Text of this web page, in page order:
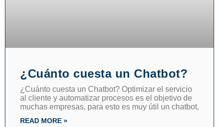
¿Cuánto cuesta un Chatbot?
¿Cuánto cuesta un Chatbot? Optimizar el servicio
al cliente y automatizar procesos es el objetivo de
muchas empresas, para esto es muy útil un chatbot,
READ MORE »